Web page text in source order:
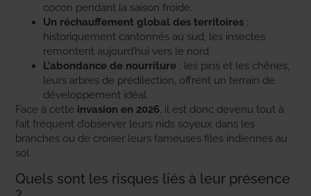
cocon pendant la saison froide.
Un réchauffement global des territoires :
historiquement cantonnés au sud, les insectes
remontent aujourd’hui vers le nord.
L’abondance de nourriture : les pins et les chênes,
leurs arbres de prédilection, offrent un terrain de
développement idéal.
Face à cette invasion en 2026 , il est donc devenu tout à
fait fréquent d’observer leurs nids soyeux dans les
branches ou de croiser leurs fameuses files indiennes au
sol.
Quels sont les risques liés à leur présence